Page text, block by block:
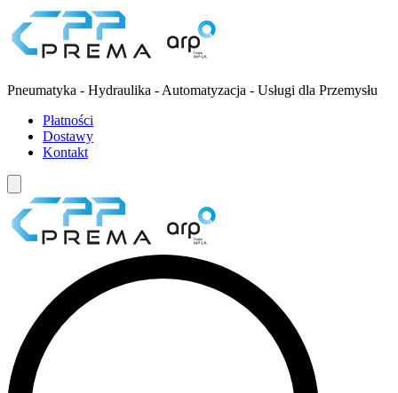
Pneumatyka - Hydraulika - Automatyzacja - Usługi dla Przemysłu
Płatności
Dostawy
Kontakt